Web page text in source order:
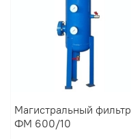
Магистральный фильтр
ФМ 600/10